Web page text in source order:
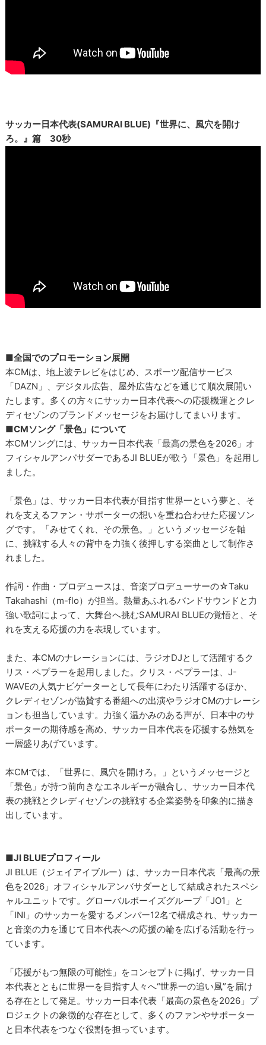
サッカー日本代表(SAMURAI BLUE)『世界に、風穴を開け
ろ。』篇 30秒
■全国でのプロモーション展開
本CMは、地上波テレビをはじめ、スポーツ配信サービス
「DAZN」、デジタル広告、屋外広告などを通じて順次展開い
たします。多くの方々にサッカー日本代表への応援機運とクレ
ディセゾンのブランドメッセージをお届けしてまいります。
■CMソング「景色」について
本CMソングには、サッカー日本代表「最高の景色を2026」オ
フィシャルアンバサダーであるJI BLUEが歌う「景色」を起用し
ました。
「景色」は、サッカー日本代表が目指す世界一という夢と、そ
れを支えるファン・サポーターの想いを重ね合わせた応援ソン
グです。「みせてくれ、その景色。」というメッセージを軸
に、挑戦する人々の背中を力強く後押しする楽曲として制作さ
れました。
作詞・作曲・プロデュースは、音楽プロデューサーの☆Taku
Takahashi（m-flo）が担当。熱量あふれるバンドサウンドと力
強い歌詞によって、大舞台へ挑むSAMURAI BLUEの覚悟と、そ
れを支える応援の力を表現しています。
また、本CMのナレーションには、ラジオDJとして活躍するク
リス・ペプラーを起用しました。クリス・ペプラーは、J-
WAVEの人気ナビゲーターとして長年にわたり活躍するほか、
クレディセゾンが協賛する番組への出演やラジオCMのナレーシ
ョンも担当しています。力強く温かみのある声が、日本中のサ
ポーターの期待感を高め、サッカー日本代表を応援する熱気を
一層盛りあげています。
本CMでは、「世界に、風穴を開けろ。」というメッセージと
「景色」が持つ前向きなエネルギーが融合し、サッカー日本代
表の挑戦とクレディセゾンの挑戦する企業姿勢を印象的に描き
出しています。
■JI BLUEプロフィール
JI BLUE（ジェイアイブルー）は、サッカー日本代表「最高の景
色を2026」オフィシャルアンバサダーとして結成されたスペシ
ャルユニットです。グローバルボーイズグループ「JO1」と
「INI」のサッカーを愛するメンバー12名で構成され、サッカー
と音楽の力を通じて日本代表への応援の輪を広げる活動を行っ
ています。
「応援がもつ無限の可能性」をコンセプトに掲げ、サッカー日
本代表とともに世界一を目指す人々へ“世界一の追い風”を届け
る存在として発足。サッカー日本代表「最高の景色を2026」プ
ロジェクトの象徴的な存在として、多くのファンやサポーター
と日本代表をつなぐ役割を担っています。